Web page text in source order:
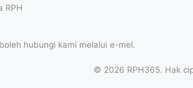
RPH
hubungi kami melalui e-mel.
© 2026 RPH365. Hak